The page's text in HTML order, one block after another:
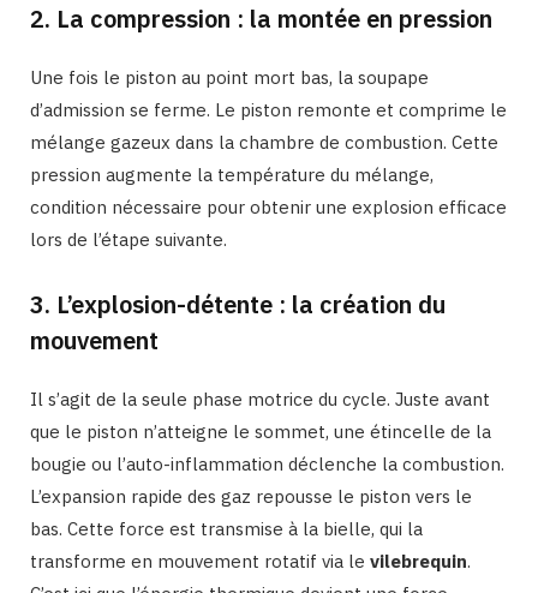
2. La compression : la montée en pression
Une fois le piston au point mort bas, la soupape
d’admission se ferme. Le piston remonte et comprime le
mélange gazeux dans la chambre de combustion. Cette
pression augmente la température du mélange,
condition nécessaire pour obtenir une explosion efficace
lors de l’étape suivante.
3. L’explosion-détente : la création du
mouvement
Il s’agit de la seule phase motrice du cycle. Juste avant
que le piston n’atteigne le sommet, une étincelle de la
bougie ou l’auto-inflammation déclenche la combustion.
L’expansion rapide des gaz repousse le piston vers le
bas. Cette force est transmise à la bielle, qui la
transforme en mouvement rotatif via le vilebrequin.